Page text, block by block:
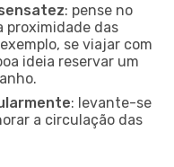
: pense no
proximidade das
se viajar com
ideia reservar um
: levante-se
a circulação das